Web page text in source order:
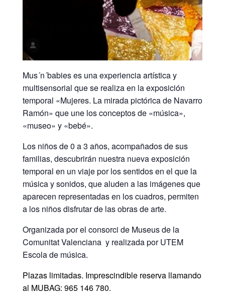
Mus´n´babies es una experiencia artística y
multisensorial que se realiza en la exposición
temporal «Mujeres. La mirada pictórica de Navarro
Ramón» que une los conceptos de «música»,
«museo» y «bebé».
Los niños de 0 a 3 años, acompañados de sus
familias, descubrirán nuestra nueva exposición
temporal en un viaje por los sentidos en el que la
música y sonidos, que aluden a las imágenes que
aparecen representadas en los cuadros, permiten
a los niños disfrutar de las obras de arte.
Organizada por el consorci de Museus de la
Comunitat Valenciana y realizada por UTEM
Escola de música.
Plazas limitadas. Imprescindible reserva llamando
al MUBAG: 965 146 780.